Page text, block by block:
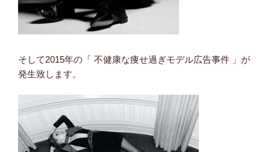
そして2015年の「 不健康な痩せ過ぎモデル広告事件 」が
発生致します。